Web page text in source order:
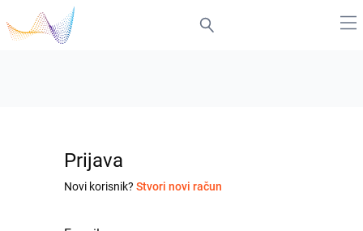
Prijava
Novi korisnik? Stvori novi račun